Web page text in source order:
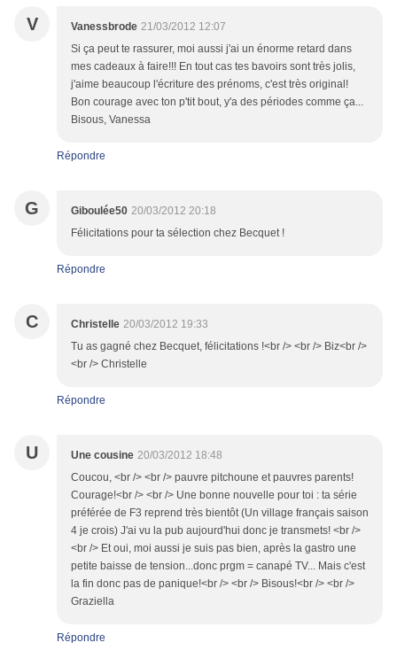
V Vanessbrode 21/03/2012 12:07
Si ça peut te rassurer, moi aussi j'ai un énorme retard dans
mes cadeaux à faire!!! En tout cas tes bavoirs sont très jolis,
j'aime beaucoup l'écriture des prénoms, c'est très original!
Bon courage avec ton p'tit bout, y'a des périodes comme ça...
Bisous, Vanessa
Répondre
G Giboulée50 20/03/2012 20:18
Félicitations pour ta sélection chez Becquet !
Répondre
C Christelle 20/03/2012 19:33
Tu as gagné chez Becquet, félicitations !<br /> <br /> Biz<br />
<br /> Christelle
Répondre
U Une cousine 20/03/2012 18:48
Coucou, <br /> <br /> pauvre pitchoune et pauvres parents!
Courage!<br /> <br /> Une bonne nouvelle pour toi : ta série
préférée de F3 reprend très bientôt (Un village français saison
4 je crois) J'ai vu la pub aujourd'hui donc je transmets! <br />
<br /> Et oui, moi aussi je suis pas bien, après la gastro une
petite baisse de tension...donc prgm = canapé TV... Mais c'est
la fin donc pas de panique!<br /> <br /> Bisous!<br /> <br />
Graziella
Répondre